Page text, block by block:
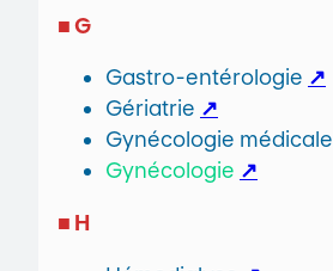
■ G
Gastro-entérologie ↗
Gériatrie ↗
Gynécologie médicale
Gynécologie ↗
■ H